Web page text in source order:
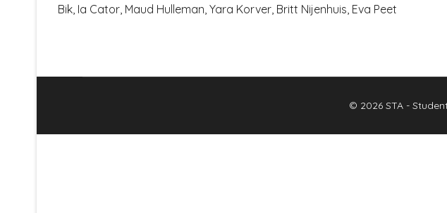
Bik, Ia Cator, Maud Hulleman, Yara Korver, Britt Nijenhuis, Eva Peet
© 2026 STA -